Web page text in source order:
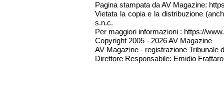
Pagina stampata da AV Magazine:
Vietata la copia e la distribuzione
s.n.c.
Per maggiori informazioni : https://
Copyright 2005 - 2026 AV Magazine
AV Magazine - registrazione Tribunale
Direttore Responsabile: Emidio